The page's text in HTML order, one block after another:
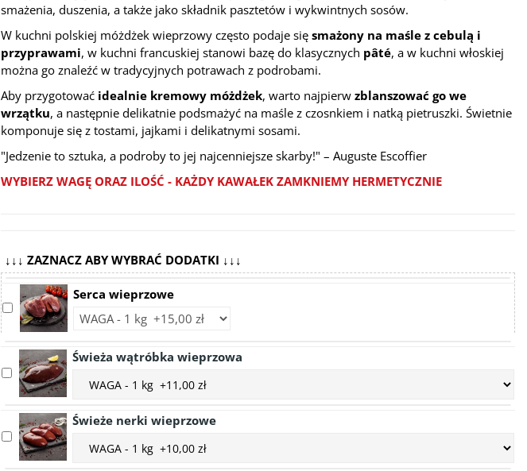
smażenia, duszenia, a także jako składnik pasztetów i wykwintnych sosów.
W kuchni polskiej móżdżek wieprzowy często podaje się smażony na maśle z cebulą i
przyprawami, w kuchni francuskiej stanowi bazę do klasycznych pâté, a w kuchni włoskiej
można go znaleźć w tradycyjnych potrawach z podrobami.
Aby przygotować idealnie kremowy móżdżek, warto najpierw zblanszować go we
wrzątku, a następnie delikatnie podsmażyć na maśle z czosnkiem i natką pietruszki. Świetnie
komponuje się z tostami, jajkami i delikatnymi sosami.
"Jedzenie to sztuka, a podroby to jej najcenniejsze skarby!" – Auguste Escoffier
WYBIERZ WAGĘ ORAZ ILOŚĆ - KAŻDY KAWAŁEK ZAMKNIEMY HERMETYCZNIE
↓↓↓ ZAZNACZ ABY WYBRAĆ DODATKI ↓↓↓
Select
accessory
wieprzowe
Serca wieprzowe
Choose
variant
Serca
wieprzowe
Select
accessory
wątróbka
wieprzowa
Świeża wątróbka wieprzowa
Choose
accessory
variant
Świeża
wątróbka
Select
accessory
Świeże nerki wieprzowe
Choose
accessory